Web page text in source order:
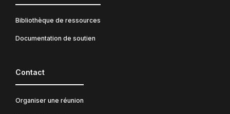
Bibliothèque de ressources
Documentation de soutien
Contact
Organiser une réunion